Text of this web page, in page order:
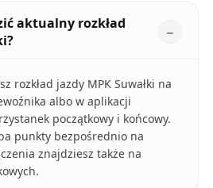
aktualny rozkład
rozkład jazdy MPK Suwałki na
albo w aplikacji
początkowy i końcowy.
punkty bezpośrednio na
znajdziesz także na